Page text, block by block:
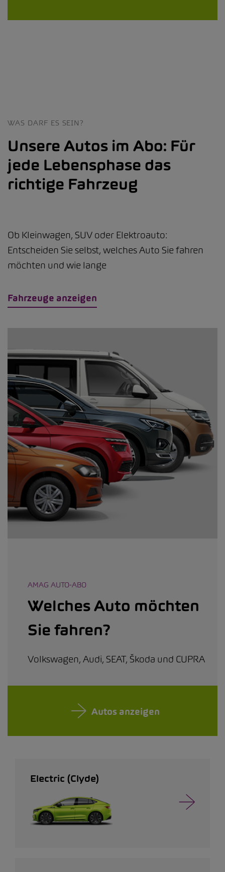
WAS DARF ES SEIN?
Unsere Autos im Abo: Für
jede Lebensphase das
richtige Fahrzeug
Fahrzeuge anzeigen
Ob Kleinwagen, SUV oder Elektroauto:
Entscheiden Sie selbst, welches Auto Sie fahren
möchten und wie lange
AMAG AUTO-ABO
Welches Auto möchten
Sie fahren?
Volkswagen, Audi, SEAT, Škoda und CUPRA
Autos anzeigen
Electric (Clyde)